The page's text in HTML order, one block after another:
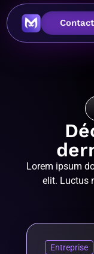
Contact
Lorem ipsum
elit. Luctus
Entreprise